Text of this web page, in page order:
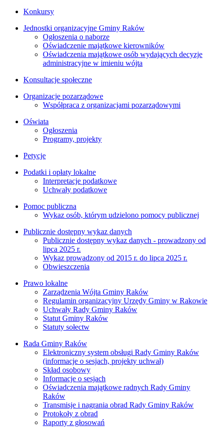
Konkursy
Jednostki organizacyjne Gminy Raków
Ogłoszenia o naborze
Oświadczenie majątkowe kierowników
Oświadczenia majątkowe osób wydających decyzje
administracyjne w imieniu wójta
Konsultacje społeczne
Organizacje pozarządowe
Współpraca z organizacjami pozarządowymi
Oświata
Ogłoszenia
Programy, projekty
Petycje
Podatki i opłaty lokalne
Interpretacje podatkowe
Uchwały podatkowe
Pomoc publiczna
Wykaz osób, którym udzielono pomocy publicznej
Publicznie dostępny wykaz danych
Publicznie dostępny wykaz danych - prowadzony od
lipca 2025 r.
Wykaz prowadzony od 2015 r. do lipca 2025 r.
Obwieszczenia
Prawo lokalne
Zarządzenia Wójta Gminy Raków
Regulamin organizacyjny Urzędy Gminy w Rakowie
Uchwały Rady Gminy Raków
Statut Gminy Raków
Statuty sołectw
Rada Gminy Raków
Elektroniczny system obsługi Rady Gminy Raków
(informacje o sesjach, projekty uchwał)
Skład osobowy
Informacje o sesjach
Oświadczenia majątkowe radnych Rady Gminy
Raków
Transmisje i nagrania obrad Rady Gminy Raków
Protokoły z obrad
Raporty z głosowań